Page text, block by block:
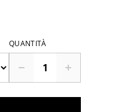
QUANTITÀ